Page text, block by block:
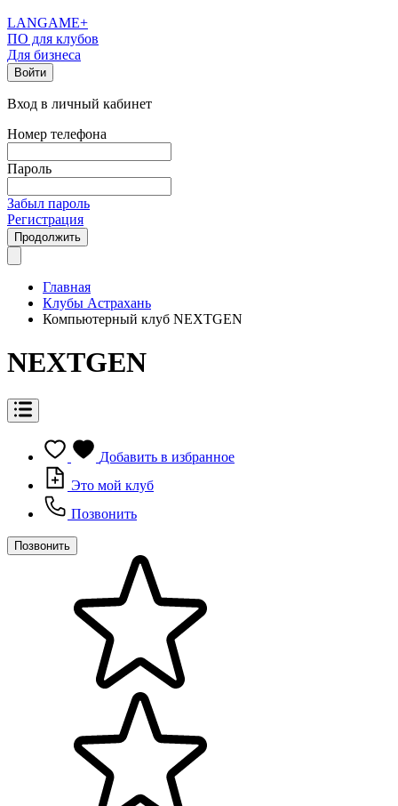
LANGAME+
ПО для клубов
Для бизнеса
Войти
Вход в личный кабинет
Номер телефона
Пароль
Забыл пароль
Регистрация
Продолжить
Главная
Клубы Астрахань
Компьютерный клуб NEXTGEN
NEXTGEN
Добавить в избранное
Это мой клуб
Позвонить
Позвонить